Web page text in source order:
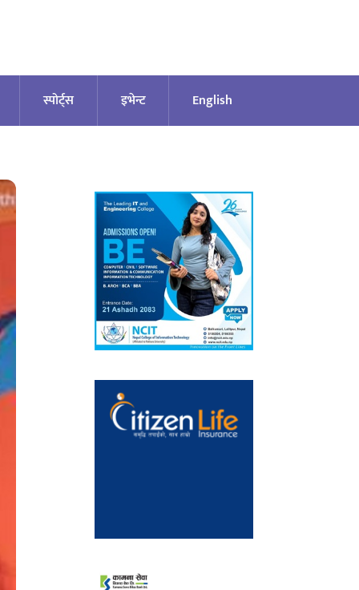
स्पोर्ट्स इभेन्ट English